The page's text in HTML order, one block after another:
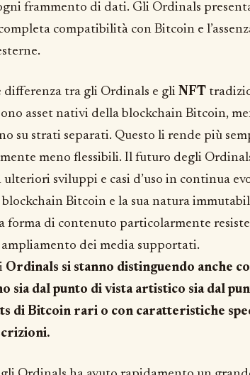
frammento di dati. Gli Ordinals
compatibilità con Bitcoin e
differenza tra gli Ordinals e gli NFT
asset nativi della blockchain Bitcoin,
su strati separati. Questo li rende più
meno flessibili. Il futuro degli
sviluppi e casi d’uso in continua
Bitcoin e la sua natura
forma di contenuto particolarmente
dei media supportati.
Ordinals si stanno distinguendo anche
sia dal punto di vista artistico sia dal
di Bitcoin rari o con caratteristiche